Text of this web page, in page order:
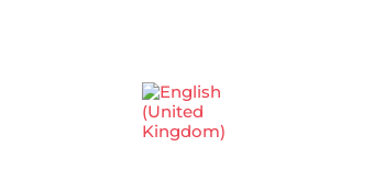
Sprache auswählen